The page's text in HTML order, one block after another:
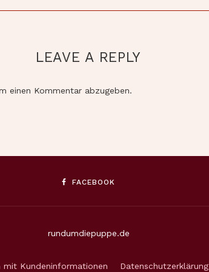
LEAVE A REPLY
einen Kommentar abzugeben.
FACEBOOK
rundumdiepuppe.de
mit Kundeninformationen Datenschutzerklärung